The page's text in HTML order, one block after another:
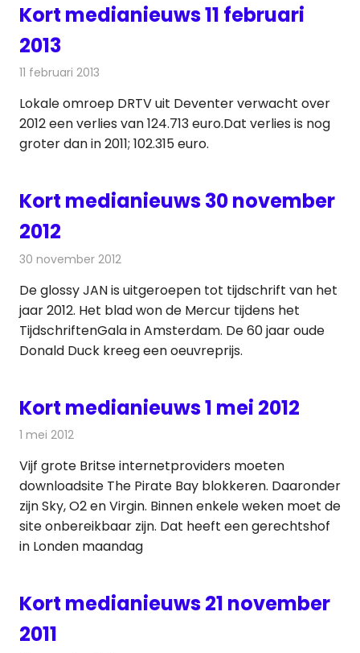
Kort medianieuws 11 februari
2013
11 februari 2013
Lokale omroep DRTV uit Deventer verwacht over
2012 een verlies van 124.713 euro.Dat verlies is nog
groter dan in 2011; 102.315 euro.
Kort medianieuws 30 november
2012
30 november 2012
De glossy JAN is uitgeroepen tot tijdschrift van het
jaar 2012. Het blad won de Mercur tijdens het
TijdschriftenGala in Amsterdam. De 60 jaar oude
Donald Duck kreeg een oeuvreprijs.
Kort medianieuws 1 mei 2012
1 mei 2012
Vijf grote Britse internetproviders moeten
downloadsite The Pirate Bay blokkeren. Daaronder
zijn Sky, O2 en Virgin. Binnen enkele weken moet de
site onbereikbaar zijn. Dat heeft een gerechtshof
in Londen maandag
Kort medianieuws 21 november
2011